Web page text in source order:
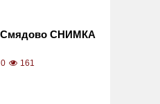
Смядово СНИМКА
0 161